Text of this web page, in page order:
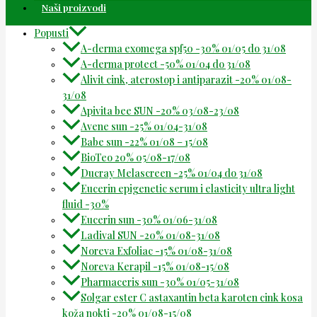
Naši proizvodi
Popusti
A-derma exomega spf50 -30% 01/05 do 31/08
A-derma protect -50% 01/04 do 31/08
Alivit cink, aterostop i antiparazit -20% 01/08-
31/08
Apivita bee SUN -20% 03/08-23/08
Avene sun -25% 01/04-31/08
Babe sun -22% 01/08 – 15/08
BioTeo 20% 05/08-17/08
Ducray Melascreen -25% 01/04 do 31/08
Eucerin epigenetic serum i elasticity ultra light
fluid -30%
Eucerin sun -30% 01/06-31/08
Ladival SUN -20% 01/08-31/08
Noreva Exfoliac -15% 01/08-31/08
Noreva Kerapil -15% 01/08-15/08
Pharmaceris sun -30% 01/05-31/08
Solgar ester C astaxantin beta karoten cink kosa
koža nokti -20% 01/08-15/08